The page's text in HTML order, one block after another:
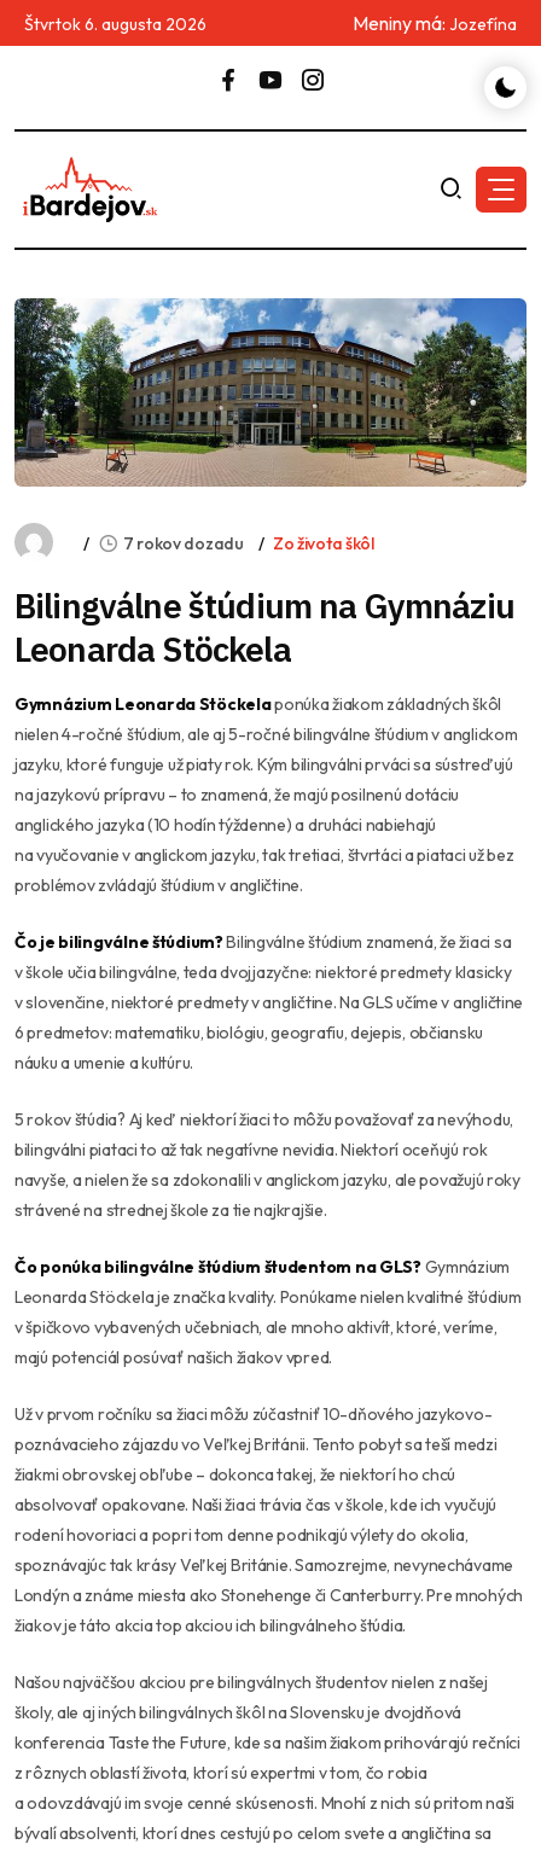
Štvrtok 6. augusta 2026 Meniny má: Jozefína
7 rokov dozadu Zo života škôl
Bilingválne štúdium na Gymnáziu
Leonarda Stöckela
Gymnázium Leonarda Stöckelaponúka žiakom základných škôl
nielen 4-ročné štúdium, ale aj 5-ročné bilingválne štúdium v anglickom
jazyku, ktoré funguje už piaty rok. Kým bilingválni prváci sa sústreďujú
na jazykovú prípravu – to znamená, že majú posilnenú dotáciu
anglického jazyka (10 hodín týždenne) a druháci nabiehajú
na vyučovanie v anglickom jazyku, tak tretiaci, štvrtáci a piataci už bez
problémov zvládajú štúdium v angličtine.
Čo je bilingválne štúdium?Bilingválne štúdium znamená, že žiaci sa
v škole učia bilingválne, teda dvojjazyčne: niektoré predmety klasicky
v slovenčine, niektoré predmety v angličtine. Na GLS učíme v angličtine
6 predmetov: matematiku, biológiu, geografiu, dejepis, občiansku
náuku a umenie a kultúru.
5 rokov štúdia? Aj keď niektorí žiaci to môžu považovať za nevýhodu,
bilingválni piataci to až tak negatívne nevidia. Niektorí oceňujú rok
navyše, a nielen že sa zdokonalili v anglickom jazyku, ale považujú roky
strávené na strednej škole za tie najkrajšie.
Čo ponúka bilingválne štúdium študentom na GLS?Gymnázium
Leonarda Stöckela je značka kvality. Ponúkame nielen kvalitné štúdium
v špičkovo vybavených učebniach, ale mnoho aktivít, ktoré, veríme,
majú potenciál posúvať našich žiakov vpred.
Už v prvom ročníku sa žiaci môžu zúčastniť 10-dňového jazykovo-
poznávacieho zájazdu vo Veľkej Británii. Tento pobyt sa teší medzi
žiakmi obrovskej obľube – dokonca takej, že niektorí ho chcú
absolvovať opakovane. Naši žiaci trávia čas v škole, kde ich vyučujú
rodení hovoriaci a popri tom denne podnikajú výlety do okolia,
spoznávajúc tak krásy Veľkej Británie. Samozrejme, nevynechávame
Londýn a známe miesta ako Stonehenge či Canterburry. Pre mnohých
žiakov je táto akcia top akciou ich bilingválneho štúdia.
Našou najväčšou akciou pre bilingválnych študentov nielen z našej
školy, ale aj iných bilingválnych škôl na Slovensku je dvojdňová
konferencia Taste the Future, kde sa našim žiakom prihovárajú rečníci
z rôznych oblastí života, ktorí sú expertmi v tom, čo robia
a odovzdávajú im svoje cenné skúsenosti. Mnohí z nich sú pritom naši
bývalí absolventi, ktorí dnes cestujú po celom svete a angličtina sa